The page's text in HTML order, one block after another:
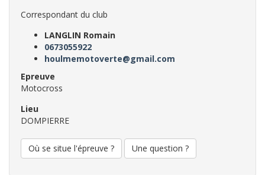
Correspondant du club
LANGLIN Romain
0673055922
houlmemotoverte@gmail.com
Epreuve
Motocross
Lieu
DOMPIERRE
Où se situe l'épreuve ? Une question ?